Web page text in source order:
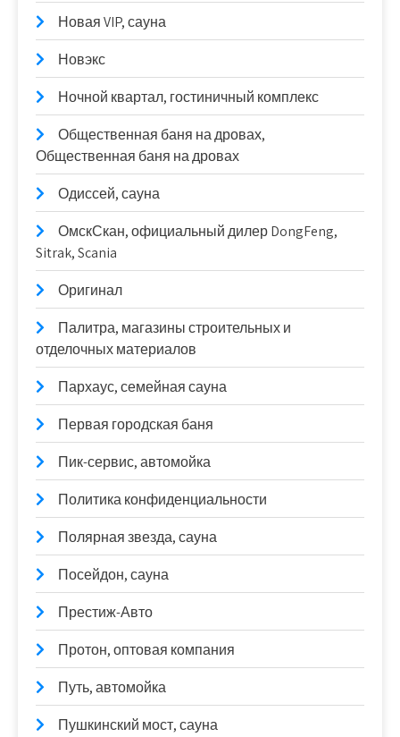
Новая VIP, сауна
Новэкс
Ночной квартал, гостиничный комплекс
Общественная баня на дровах,
Общественная баня на дровах
Одиссей, сауна
ОмскСкан, официальный дилер DongFeng,
Sitrak, Scania
Оригинал
Палитра, магазины строительных и
отделочных материалов
Пархаус, семейная сауна
Первая городская баня
Пик-сервис, автомойка
Политика конфиденциальности
Полярная звезда, сауна
Посейдон, сауна
Престиж-Авто
Протон, оптовая компания
Путь, автомойка
Пушкинский мост, сауна